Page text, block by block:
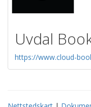
Uvdal
https://www.cloud-